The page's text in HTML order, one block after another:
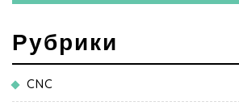
Рубрики
CNC